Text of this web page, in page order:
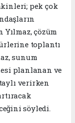
pek çok
çözüm
toplantı
sunum
planlanan ve
verirken
söyledi.